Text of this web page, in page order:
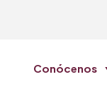
Conócenos